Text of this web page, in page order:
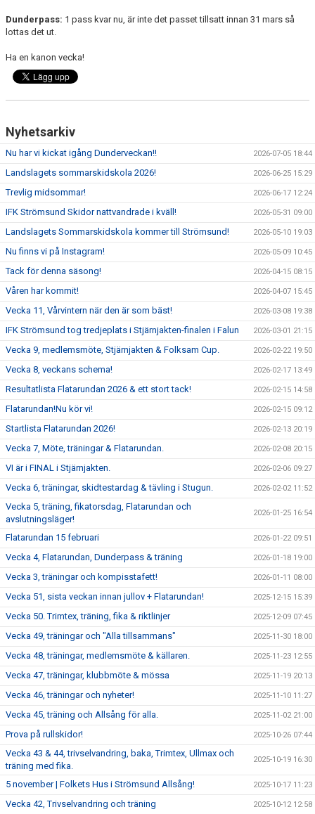
Dunderpass: 1 pass kvar nu, är inte det passet tillsatt innan 31 mars så
lottas det ut.
Ha en kanon vecka!
Nyhetsarkiv
Nu har vi kickat igång Dunderveckan!! 2026-07-05 18:44
Landslagets sommarskidskola 2026! 2026-06-25 15:29
Trevlig midsommar! 2026-06-17 12:24
IFK Strömsund Skidor nattvandrade i kväll! 2026-05-31 09:00
Landslagets Sommarskidskola kommer till Strömsund! 2026-05-10 19:03
Nu finns vi på Instagram! 2026-05-09 10:45
Tack för denna säsong! 2026-04-15 08:15
Våren har kommit! 2026-04-07 15:45
Vecka 11, Vårvintern när den är som bäst! 2026-03-08 19:38
IFK Strömsund tog tredjeplats i Stjärnjakten-finalen i Falun 2026-03-01 21:15
Vecka 9, medlemsmöte, Stjärnjakten & Folksam Cup. 2026-02-22 19:50
Vecka 8, veckans schema! 2026-02-17 13:49
Resultatlista Flatarundan 2026 & ett stort tack! 2026-02-15 14:58
Flatarundan!Nu kör vi! 2026-02-15 09:12
Startlista Flatarundan 2026! 2026-02-13 20:19
Vecka 7, Möte, träningar & Flatarundan. 2026-02-08 20:15
VI är i FINAL i Stjärnjakten. 2026-02-06 09:27
Vecka 6, träningar, skidtestardag & tävling i Stugun. 2026-02-02 11:52
Vecka 5, träning, fikatorsdag, Flatarundan och
avslutningsläger!
2026-01-25 16:54
Flatarundan 15 februari 2026-01-22 09:51
Vecka 4, Flatarundan, Dunderpass & träning 2026-01-18 19:00
Vecka 3, träningar och kompisstafett! 2026-01-11 08:00
Vecka 51, sista veckan innan jullov + Flatarundan! 2025-12-15 15:39
Vecka 50. Trimtex, träning, fika & riktlinjer 2025-12-09 07:45
Vecka 49, träningar och "Alla tillsammans" 2025-11-30 18:00
Vecka 48, träningar, medlemsmöte & källaren. 2025-11-23 12:55
Vecka 47, träningar, klubbmöte & mössa 2025-11-19 20:13
Vecka 46, träningar och nyheter! 2025-11-10 11:27
Vecka 45, träning och Allsång för alla. 2025-11-02 21:00
Prova på rullskidor! 2025-10-26 07:44
Vecka 43 & 44, trivselvandring, baka, Trimtex, Ullmax och
träning med fika.
2025-10-19 16:30
5 november | Folkets Hus i Strömsund Allsång! 2025-10-17 11:23
Vecka 42, Trivselvandring och träning 2025-10-12 12:58